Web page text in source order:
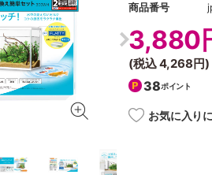
商品番号
3,880
(税込4,268円)
38ポイント
お気に入り